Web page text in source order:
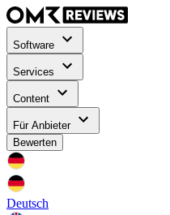
Software
Services
Content
Für Anbieter
Bewerten
Deutsch